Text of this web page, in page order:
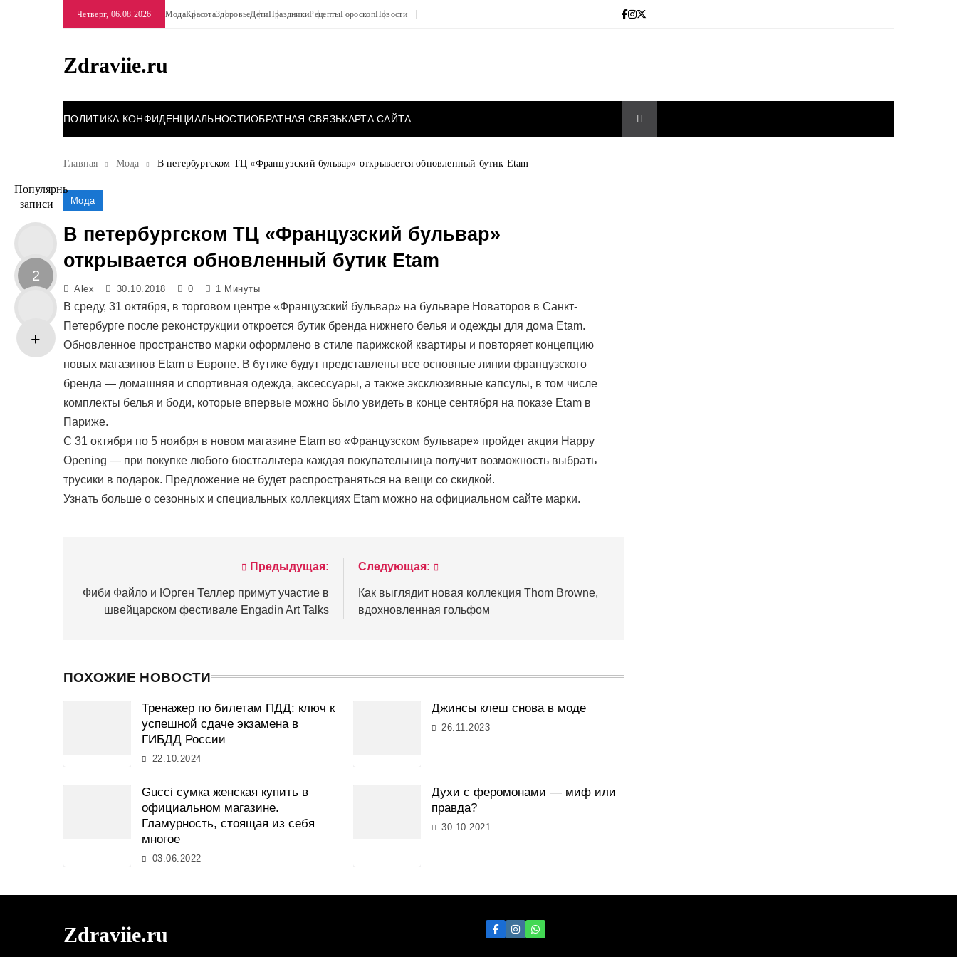
Четверг, 06.08.2026 МодаКрасотаЗдоровьеДетиПраздникиРецептыГороскопНовости
Zdraviie.ru
ПОЛИТИКА КОНФИДЕНЦИАЛЬНОСТИОБРАТНАЯ СВЯЗЬКАРТА САЙТА
Главная Мода В петербургском ТЦ «Французский бульвар» открывается обновленный бутик Etam
Популярные
записи
2
Мода
В петербургском ТЦ «Французский бульвар»
открывается обновленный бутик Etam
Alex 30.10.2018 0 1 Минуты
В среду, 31 октября, в торговом центре «Французский бульвар» на бульваре Новаторов в Санкт-
Петербурге после реконструкции откроется бутик бренда нижнего белья и одежды для дома Etam.
Обновленное пространство марки оформлено в стиле парижской квартиры и повторяет концепцию
новых магазинов Etam в Европе. В бутике будут представлены все основные линии французского
бренда — домашняя и спортивная одежда, аксессуары, а также эксклюзивные капсулы, в том числе
комплекты белья и боди, которые впервые можно было увидеть в конце сентября на показе Etam в
Париже.
С 31 октября по 5 ноября в новом магазине Etam во «Французском бульваре» пройдет акция Happy
Opening — при покупке любого бюстгальтера каждая покупательница получит возможность выбрать
трусики в подарок. Предложение не будет распространяться на вещи со скидкой.
Узнать больше о сезонных и специальных коллекциях Etam можно на официальном сайте марки.
по
записям
Предыдущая:
Фиби Файло и Юрген Теллер примут участие в
швейцарском фестивале Engadin Art Talks
Следующая:
Как выглядит новая коллекция Thom Browne,
вдохновленная гольфом
ПОХОЖИЕ НОВОСТИ
Тренажер по билетам ПДД: ключ к
успешной сдаче экзамена в
ГИБДД России
22.10.2024
Джинсы клеш снова в моде
26.11.2023
Gucci сумка женская купить в
официальном магазине.
Гламурность, стоящая из себя
многое
03.06.2022
Духи с феромонами — миф или
правда?
30.10.2021
Zdraviie.ru